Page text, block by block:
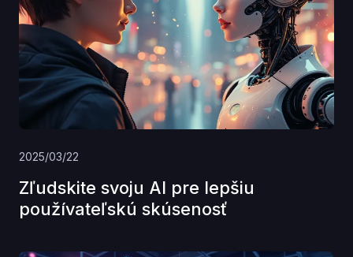
2025/03/22
Zľudskite svoju AI pre lepšiu
používateľskú skúsenosť